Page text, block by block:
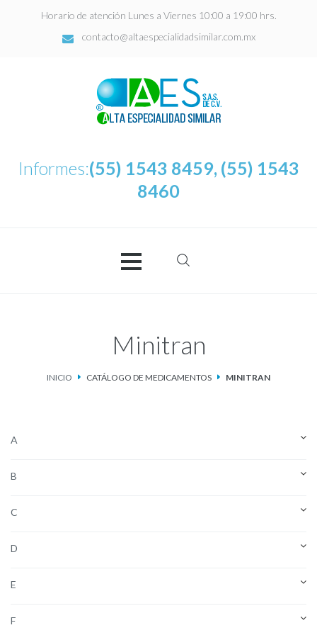
Horario de atención Lunes a Viernes 10:00 a 19:00 hrs.
contacto@altaespecialidadsimilar.com.mx
Informes:(55) 1543 8459, (55) 1543
8460
Catálogo de Medicamentos
Ketosteril®
Minitran
INICIO CATÁLOGO DE MEDICAMENTOS MINITRAN
A
B
C
D
E
F